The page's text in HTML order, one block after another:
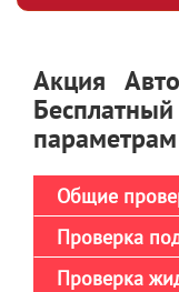
Акция
параметрам
Общие
Проверка
Проверка